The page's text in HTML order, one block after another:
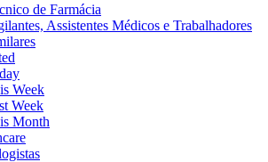
de Farmácia
Assistentes Médicos e Trabalhadores
Week
Week
Month